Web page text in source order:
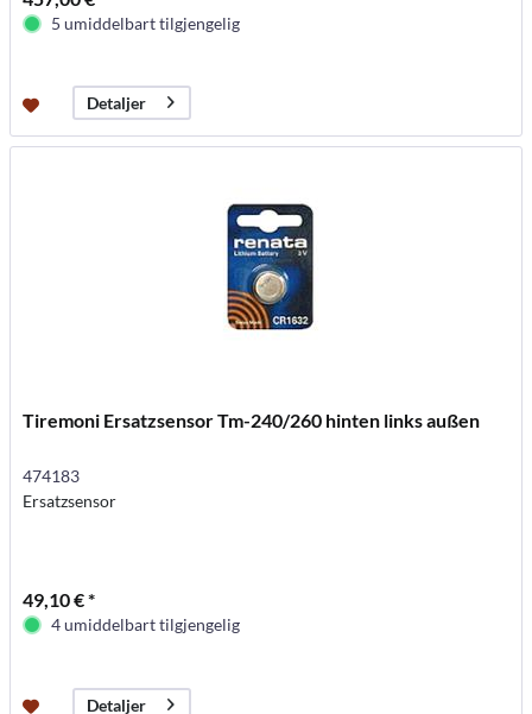
5 umiddelbart tilgjengelig
Detaljer
Tiremoni Ersatzsensor Tm-240/260 hinten links außen
474183
Ersatzsensor
49,10 € *
4 umiddelbart tilgjengelig
Detaljer